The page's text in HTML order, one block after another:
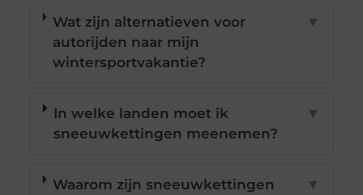
Wat zijn alternatieven voor
autorijden naar mijn
wintersportvakantie?
▼
In welke landen moet ik
sneeuwkettingen meenemen?
▼
Waarom zijn sneeuwkettingen
▼